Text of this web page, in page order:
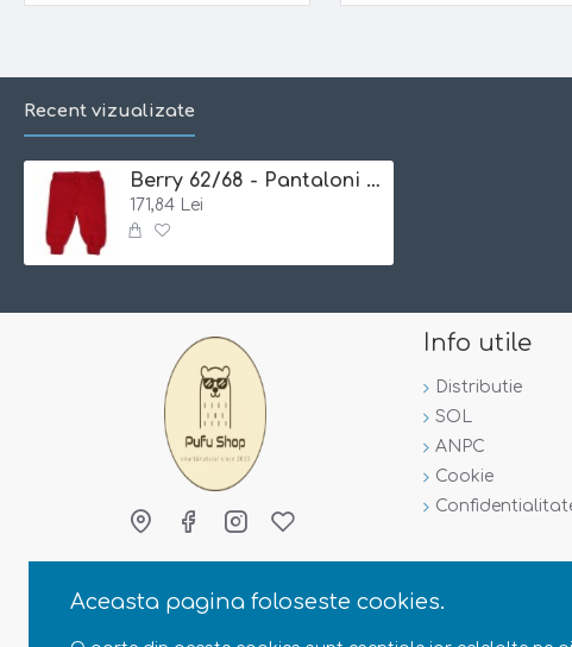
Aceasta pagina foloseste cookies.
Certificate:
Produs certificat Oeko-Tex Standard 100
100% lana merinos impletita
Recent vizualizate
Berry 62/68 - Pantaloni din lana merinos impletita - Iobio
171,84 Lei
Info utile
Distributie
SOL
ANPC
Cookie